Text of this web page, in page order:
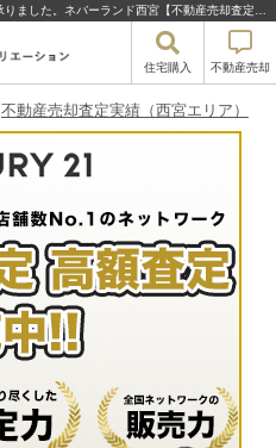
住宅購入 不動産売却
不動産売却査定実績（西宮エリア）